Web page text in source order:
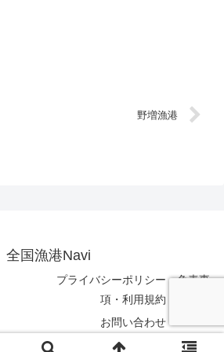
野増漁港
全国漁港Navi
プライバシーポリシー・免責事
項・利用規約
お問い合わせ